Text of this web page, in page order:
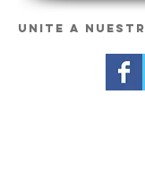
Unite a